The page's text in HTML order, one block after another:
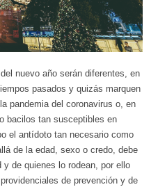
nuevo año serán diferentes, en
pasados y quizás marquen
pandemia del coronavirus o, en
bacilos tan susceptibles en
el antídoto tan necesario como
de la edad, sexo o credo, debe
de quienes lo rodean, por ello
de prevención y de